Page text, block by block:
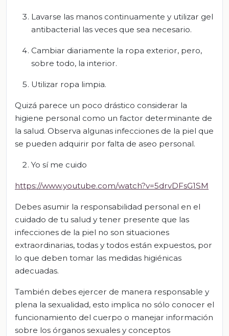
Lavarse las manos continuamente y utilizar gel
antibacterial las veces que sea necesario.
Cambiar diariamente la ropa exterior, pero,
sobre todo, la interior.
Utilizar ropa limpia.
Quizá parece un poco drástico considerar la
higiene personal como un factor determinante de
la salud. Observa algunas infecciones de la piel que
se pueden adquirir por falta de aseo personal.
Yo sí me cuido
https://www.youtube.com/watch?v=5drvDFsG1SM
Debes asumir la responsabilidad personal en el
cuidado de tu salud y tener presente que las
infecciones de la piel no son situaciones
extraordinarias, todas y todos están expuestos, por
lo que deben tomar las medidas higiénicas
adecuadas.
También debes ejercer de manera responsable y
plena la sexualidad, esto implica no sólo conocer el
funcionamiento del cuerpo o manejar información
sobre los órganos sexuales y conceptos